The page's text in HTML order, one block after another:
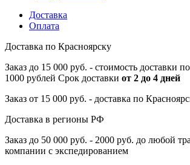
Доставка
Оплата
Доставка по Красноярску
Заказ до 15 000 руб. - стоимость доставки
1000 рублей Срок доставки от 2 до 4 дней
Заказ от 15 000 руб. - доставка по
Доставка в регионы РФ
Заказ до 50 000 руб. - 2000 руб. до любой
компании с экспедированием